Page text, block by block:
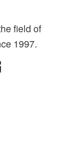
field of
1997.